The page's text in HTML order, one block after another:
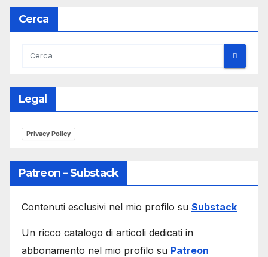
Cerca
Legal
Privacy Policy
Patreon – Substack
Contenuti esclusivi nel mio profilo su Substack
Un ricco catalogo di articoli dedicati in
abbonamento nel mio profilo su Patreon